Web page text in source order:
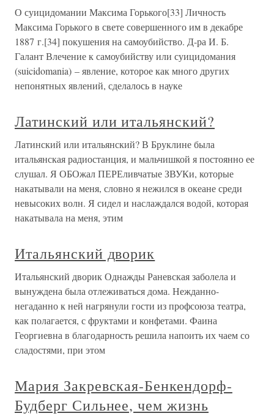
О суицидомании Максима Горького[33] Личность
Максима Горького в свете совершенного им в декабре
1887 г.[34] покушения на самоубийство. Д-ра И. Б.
Галант Влечение к самоубийству или суицидомания
(suicidomania) – явление, которое как много других
непонятных явлений, сделалось в науке
Латинский или итальянский?
Латинский или итальянский? В Бруклине была
итальянская радиостанция, и мальчишкой я постоянно ее
слушал. Я ОБОжал ПЕРЕливчатые ЗВУКи, которые
накатывали на меня, словно я нежился в океане среди
невысоких волн. Я сидел и наслаждался водой, которая
накатывала на меня, этим
Итальянский дворик
Итальянский дворик Однажды Раневская заболела и
вынуждена была отлеживаться дома. Нежданно-
негаданно к ней нагрянули гости из профсоюза театра,
как полагается, с фруктами и конфетами. Фаина
Георгиевна в благодарность решила напоить их чаем со
сладостями, при этом
Мария Закревская-Бенкендорф-
Будберг Сильнее, чем жизнь